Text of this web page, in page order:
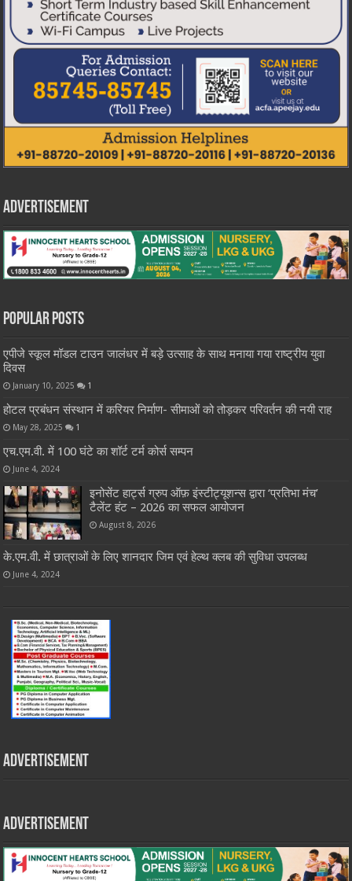
Advertisement
Popular Posts
एपीजे स्कूल मॉडल टाउन जालंधर में बड़े उत्साह के साथ मनाया गया राष्ट्रीय युवा
दिवस
January 10, 2025 1
होटल प्रबंधन संस्थान में करियर निर्माण- सीमाओं को तोड़कर परिवर्तन की नयी राह
May 28, 2025 1
एच.एम.वी. में 100 घंटे का शॉर्ट टर्म कोर्स सम्पन
June 4, 2024
इनोसेंट हार्ट्स ग्रुप ऑफ़ इंस्टीट्यूशन्स द्वारा ‘प्रतिभा मंच’
टैलेंट हंट – 2026 का सफल आयोजन
August 8, 2026
के.एम.वी. में छात्राओं के लिए शानदार जिम एवं हेल्थ क्लब की सुविधा उपलब्ध
June 4, 2024
Advertisement
Advertisement